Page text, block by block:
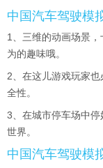
中国汽车驾驶模
1、三维的动画场景
为的趣味哦。
2、在这儿游戏玩家
全性。
3、在城市停车场中
世界。
中国汽车驾驶模